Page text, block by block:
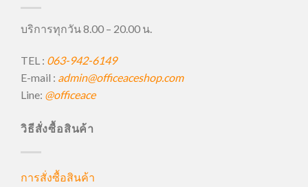
บริการทุกวัน 8.00 – 20.00 น.
TEL : 063-942-6149
E-mail : admin@officeaceshop.com
Line: @officeace
วิธีสั่งซื้อสินค้า
การสั่งซื้อสินค้า